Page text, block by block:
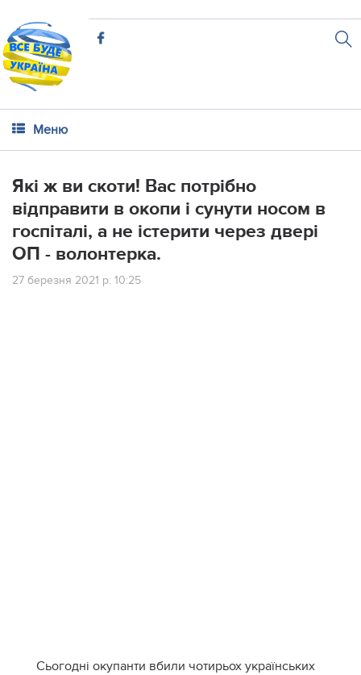
Меню
Які ж ви скоти! Вас потрібно
відправити в окопи і сунути носом в
госпіталі, а не істерити через двері
ОП - волонтерка.
27 березня 2021 р. 10:25
Сьогодні окупанти вбили чотирьох українських